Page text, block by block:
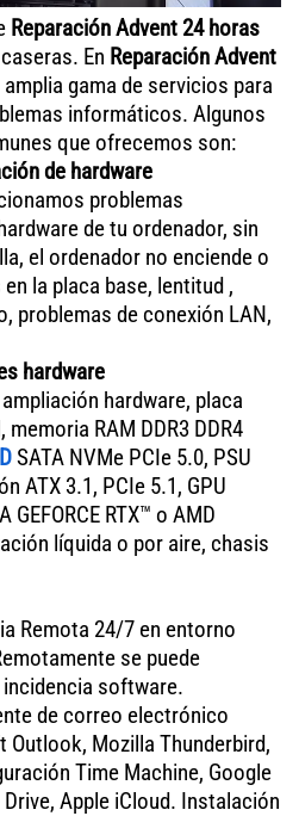
Reparación Advent 24 horas
En Reparación Advent
gama de servicios para
informáticos. Algunos
que ofrecemos son:
de hardware
problemas
de tu ordenador, sin
el ordenador no enciende o
la placa base, lentitud ,
problemas de conexión LAN,
hardware
hardware, placa
RAM DDR3 DDR4
SATA NVMe PCIe 5.0, PSU
ATX 3.1, PCIe 5.1, GPU
RTX™ o AMD
líquida o por aire, chasis
Remota 24/7 en entorno
se puede
software.
de correo electrónico
Mozilla Thunderbird,
Time Machine, Google
Apple iCloud. Instalación